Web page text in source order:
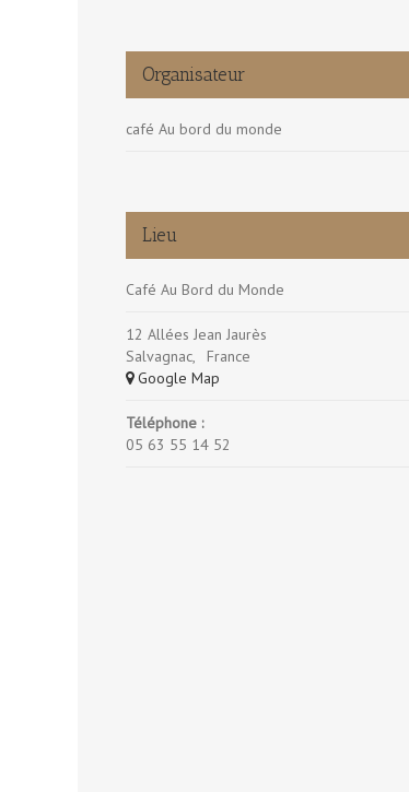
Organisateur
café Au bord du monde
Lieu
Café Au Bord du Monde
12 Allées Jean Jaurès
Salvagnac,
France
+ Google Map
Téléphone :
05 63 55 14 52